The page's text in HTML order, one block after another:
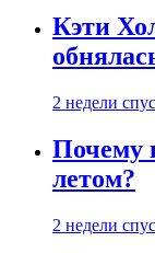
Кэти
2 недели
Почему
летом?
2 недели